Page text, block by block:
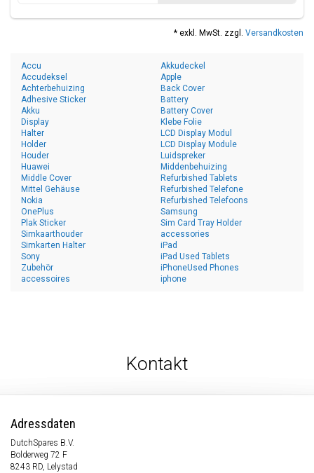
* exkl. MwSt. zzgl. Versandkosten
Accu
Accudeksel
Achterbehuizing
Adhesive Sticker
Akku
Akkudeckel
Apple
Back Cover
Battery
Battery Cover
Display
Halter
Holder
Houder
Huawei
Klebe Folie
LCD Display Modul
LCD Display Module
Luidspreker
Middenbehuizing
Middle Cover
Mittel Gehäuse
Nokia
OnePlus
Plak Sticker
Refurbished Tablets
Refurbished Telefone
Refurbished Telefoons
Samsung
Sim Card Tray Holder
Simkaarthouder
Simkarten Halter
Sony
Zubehör
accessoires
accessories
iPad
iPad Used Tablets
iPhoneUsed Phones
iphone
Kontakt
Adressdaten
DutchSpares B.V.
Bolderweg 72 F
8243 RD, Lelystad